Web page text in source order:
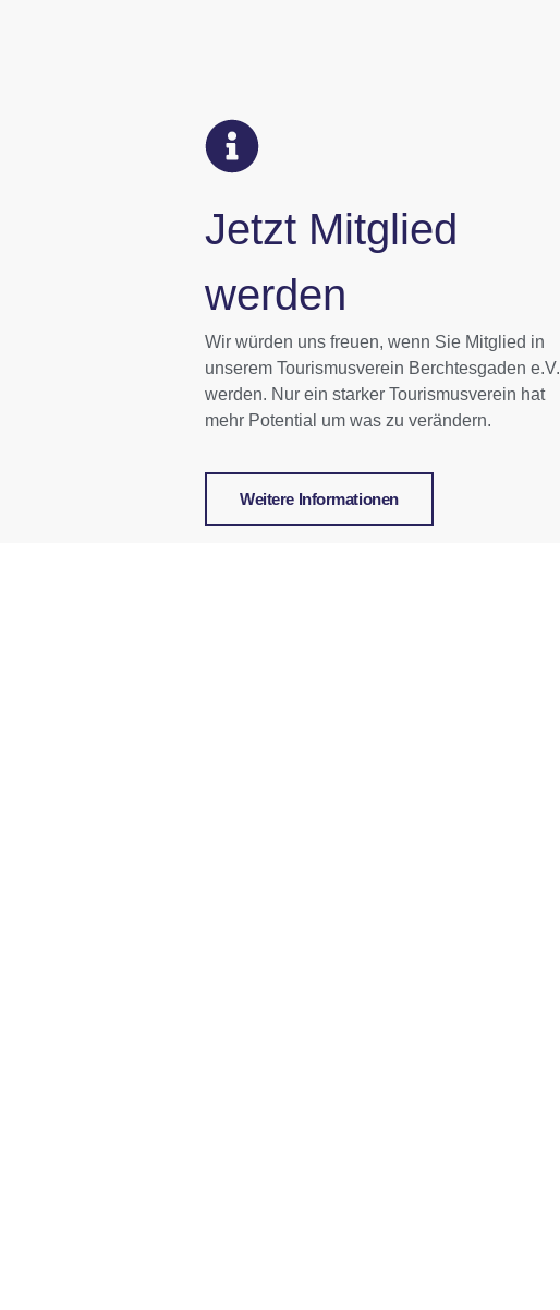
Jetzt Mitglied
werden
Wir würden uns freuen, wenn Sie Mitglied in
unserem Tourismusverein Berchtesgaden e.V.
werden. Nur ein starker Tourismusverein hat
mehr Potential um was zu verändern.
Weitere Informationen